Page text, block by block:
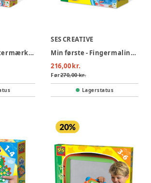
Min første - Klistermærkemosaik
SES CREATIVE
Min første - Fingermaling med forklæde
216,00 kr.
Før270,00 kr.
Lagerstatus